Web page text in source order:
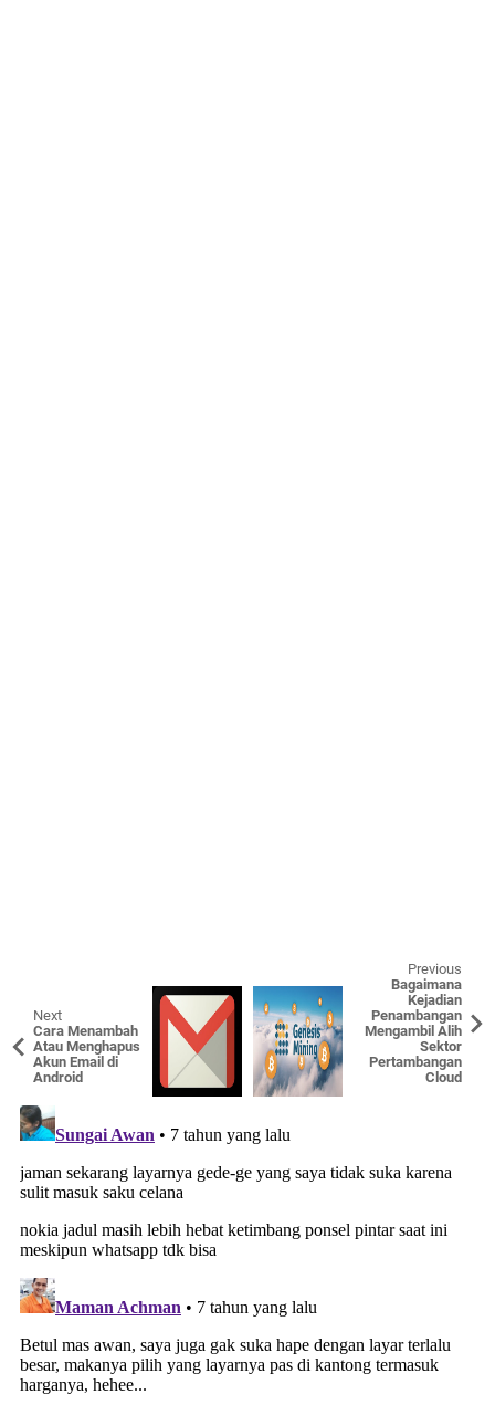
Next
Cara Menambah
Atau Menghapus
Akun Email di
Android
Previous
Bagaimana
Kejadian
Penambangan
Mengambil Alih
Sektor
Pertambangan
Cloud